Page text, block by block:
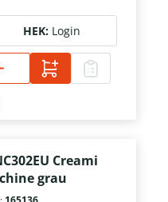
HEK: Login
Creami
grau